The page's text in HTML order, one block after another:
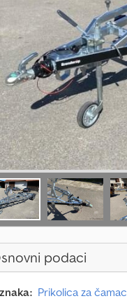
podaci
Prikolica za čamac